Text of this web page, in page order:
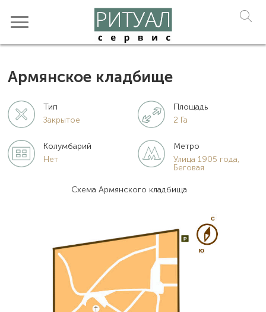
Армянское кладбище
Тип
Закрытое
Площадь
2 Га
Колумбарий
Нет
Метро
Улица 1905 года,
Беговая
Схема Армянского кладбища